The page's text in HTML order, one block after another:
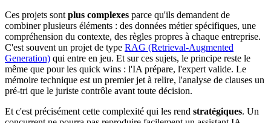
Ces projets sont plus complexes parce qu'ils demandent de
combiner plusieurs éléments : des données métier spécifiques, une
compréhension du contexte, des règles propres à chaque entreprise.
C'est souvent un projet de type RAG (Retrieval-Augmented
Generation) qui entre en jeu. Et sur ces sujets, le principe reste le
même que pour les quick wins : l'IA prépare, l'expert valide. Le
mémoire technique est un premier jet à relire, l'analyse de clauses un
pré-tri que le juriste contrôle avant toute décision.
Et c'est précisément cette complexité qui les rend stratégiques. Un